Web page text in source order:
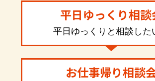
平日ゆっくり相談
平日ゆっくりと相談した
お仕事帰り相談